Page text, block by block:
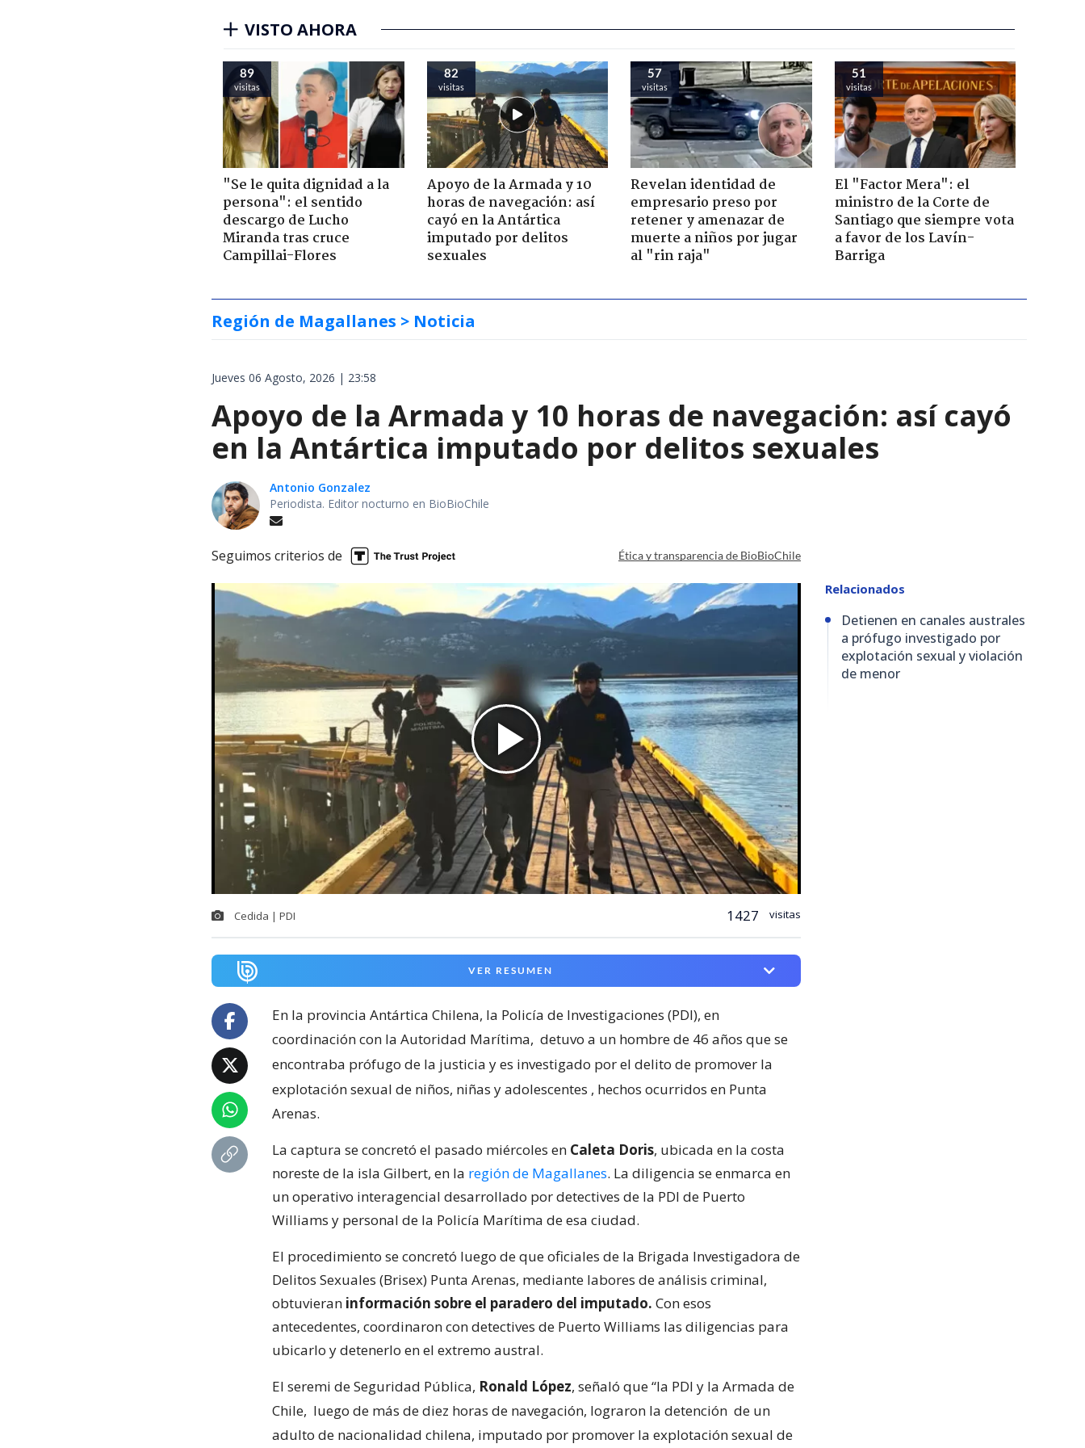
VISTO AHORA
89
visitas
"Se le quita dignidad a la
persona": el sentido
descargo de Lucho
Miranda tras cruce
Campillai-Flores
82
visitas
Apoyo de la Armada y 10
horas de navegación: así
cayó en la Antártica
imputado por delitos
sexuales
57
visitas
Revelan identidad de
empresario preso por
retener y amenazar de
muerte a niños por jugar
al "rin raja"
51
visitas
El "Factor Mera": el
ministro de la Corte de
Santiago que siempre vota
a favor de los Lavín-
Barriga
Región de Magallanes > Noticia
Jueves 06 Agosto, 2026 | 23:58
Apoyo de la Armada y 10 horas de navegación: así cayó
en la Antártica imputado por delitos sexuales
Antonio Gonzalez
Periodista. Editor nocturno en BioBioChile
Seguimos criterios de Ética y transparencia de BioBioChile
Cedida | PDI 1427 visitas
VER RESUMEN
En la provincia Antártica Chilena, la Policía de Investigaciones (PDI), en
coordinación con la Autoridad Marítima, detuvo a un hombre de 46 años que se
encontraba prófugo de la justicia y es investigado por el delito de promover la
explotación sexual de niños, niñas y adolescentes , hechos ocurridos en Punta
Arenas.
La captura se concretó el pasado miércoles en Caleta Doris, ubicada en la costa
noreste de la isla Gilbert, en la región de Magallanes. La diligencia se enmarca en
un operativo interagencial desarrollado por detectives de la PDI de Puerto
Williams y personal de la Policía Marítima de esa ciudad.
El procedimiento se concretó luego de que oficiales de la Brigada Investigadora de
Delitos Sexuales (Brisex) Punta Arenas, mediante labores de análisis criminal,
obtuvieran información sobre el paradero del imputado. Con esos
antecedentes, coordinaron con detectives de Puerto Williams las diligencias para
ubicarlo y detenerlo en el extremo austral.
El seremi de Seguridad Pública, Ronald López, señaló que “la PDI y la Armada de
Chile, luego de más de diez horas de navegación, lograron la detención de un
adulto de nacionalidad chilena, imputado por promover la explotación sexual de
Relacionados
Detienen en canales australes
a prófugo investigado por
explotación sexual y violación
de menor